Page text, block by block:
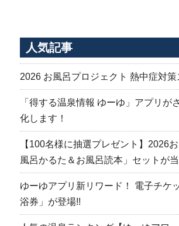
ー
ジ
送
り
人気記事
2026 お風呂プロジェクト 熱中症対
「得する温泉情報 ゆーゆ」アプリが
化します！
【100名様に抽選プレゼント】2026
風呂かるた＆お風呂読本」セットが当
ゆーゆアプリ新リワード！ 電子チケ
浴券」が登場!!